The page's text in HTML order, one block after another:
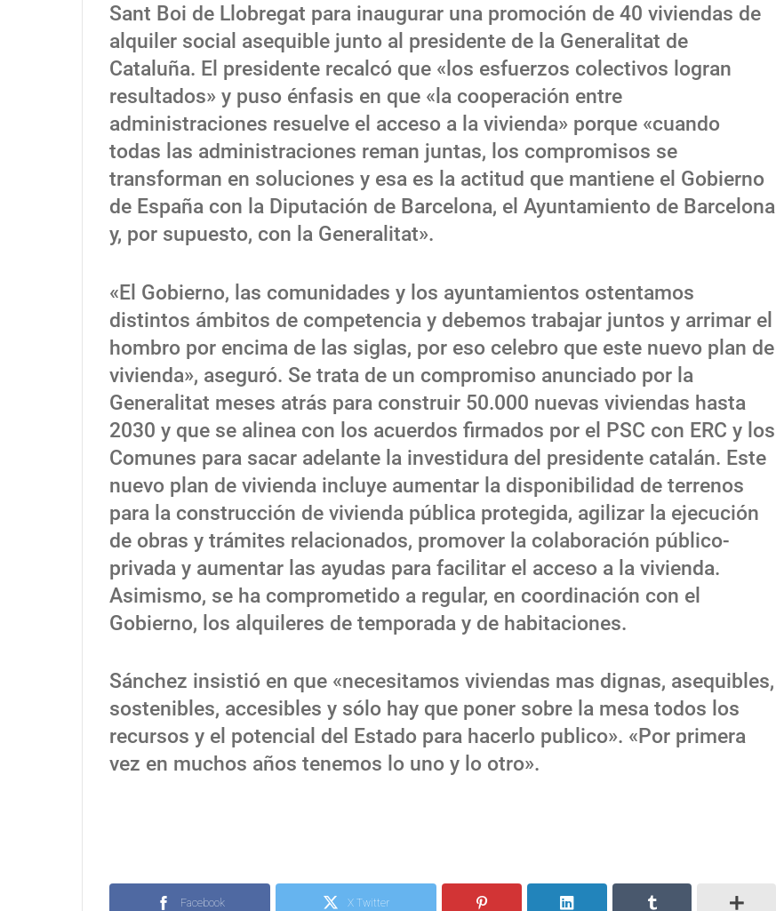
Sant Boi de Llobregat para inaugurar una promoción de 40 viviendas de
alquiler social asequible junto al presidente de la Generalitat de
Cataluña. El presidente recalcó que «los esfuerzos colectivos logran
resultados» y puso énfasis en que «la cooperación entre
administraciones resuelve el acceso a la vivienda» porque «cuando
todas las administraciones reman juntas, los compromisos se
transforman en soluciones y esa es la actitud que mantiene el Gobierno
de España con la Diputación de Barcelona, el Ayuntamiento de Barcelona
y, por supuesto, con la Generalitat».
«El Gobierno, las comunidades y los ayuntamientos ostentamos
distintos ámbitos de competencia y debemos trabajar juntos y arrimar el
hombro por encima de las siglas, por eso celebro que este nuevo plan de
vivienda», aseguró. Se trata de un compromiso anunciado por la
Generalitat meses atrás para construir 50.000 nuevas viviendas hasta
2030 y que se alinea con los acuerdos firmados por el PSC con ERC y los
Comunes para sacar adelante la investidura del presidente catalán. Este
nuevo plan de vivienda incluye aumentar la disponibilidad de terrenos
para la construcción de vivienda pública protegida, agilizar la ejecución
de obras y trámites relacionados, promover la colaboración público-
privada y aumentar las ayudas para facilitar el acceso a la vivienda.
Asimismo, se ha comprometido a regular, en coordinación con el
Gobierno, los alquileres de temporada y de habitaciones.
Sánchez insistió en que «necesitamos viviendas mas dignas, asequibles,
sostenibles, accesibles y sólo hay que poner sobre la mesa todos los
recursos y el potencial del Estado para hacerlo publico». «Por primera
vez en muchos años tenemos lo uno y lo otro».
Facebook X Twitter